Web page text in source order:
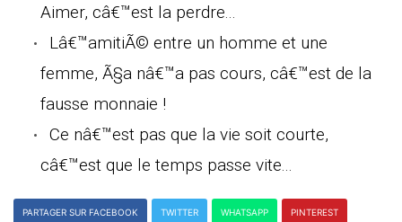
Aimer, câ€™est la perdre...
Lâ€™amitiÃ© entre un homme et une
femme, Ã§a nâ€™a pas cours, câ€™est de la
fausse monnaie !
Ce nâ€™est pas que la vie soit courte,
câ€™est que le temps passe vite...
PARTAGER SUR FACEBOOK TWITTER WHATSAPP PINTEREST